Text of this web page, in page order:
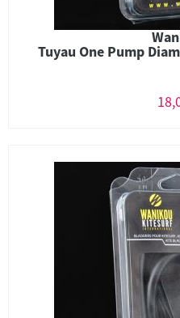
Tuyau One Pump